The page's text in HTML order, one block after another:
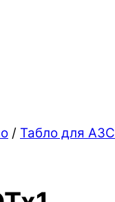
/ Табло для АЗС